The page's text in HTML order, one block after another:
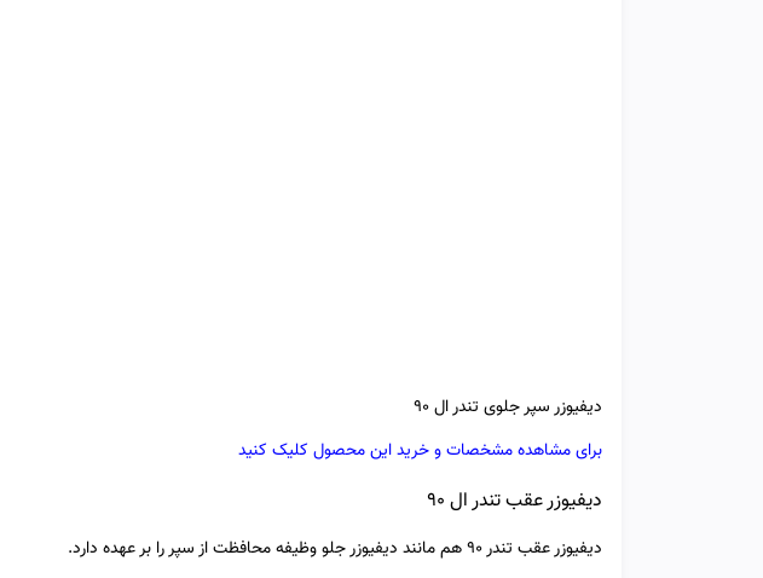
دیفیوزر سپر جلوی تندر ال 90
برای مشاهده مشخصات و خرید این محصول کلیک کنید
دیفیوزر عقب تندر ال 90
دیفیوزر عقب تندر 90 هم مانند دیفیوزر جلو وظیفه محافظت از سپر را بر عهده دارد.